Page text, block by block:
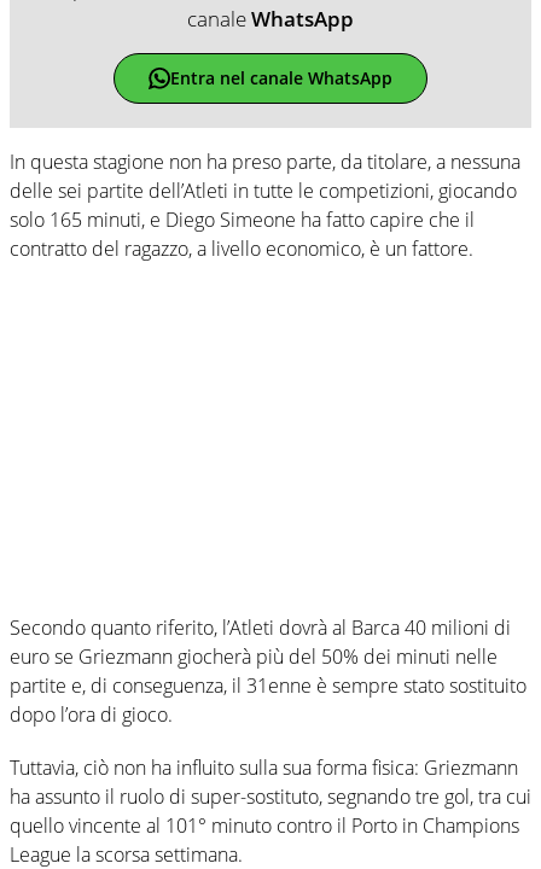
canaleWhatsApp
Entra nel canale WhatsApp
In questa stagione non ha preso parte, da titolare, a nessuna
delle sei partite dell’Atleti in tutte le competizioni, giocando
solo 165 minuti, e Diego Simeone ha fatto capire che il
contratto del ragazzo, a livello economico, è un fattore.
Secondo quanto riferito, l’Atleti dovrà al Barca 40 milioni di
euro se Griezmann giocherà più del 50% dei minuti nelle
partite e, di conseguenza, il 31enne è sempre stato sostituito
dopo l’ora di gioco.
Tuttavia, ciò non ha influito sulla sua forma fisica: Griezmann
ha assunto il ruolo di super-sostituto, segnando tre gol, tra cui
quello vincente al 101° minuto contro il Porto in Champions
League la scorsa settimana.